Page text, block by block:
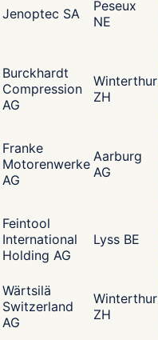
Jenoptec SA
Peseux
NE
Burckhardt
Compression
AG
Winterthur
ZH
Franke
Motorenwerke
AG
Aarburg
AG
Feintool
International
Holding AG
Lyss BE
Wärtsilä
Switzerland
AG
Winterthur
ZH